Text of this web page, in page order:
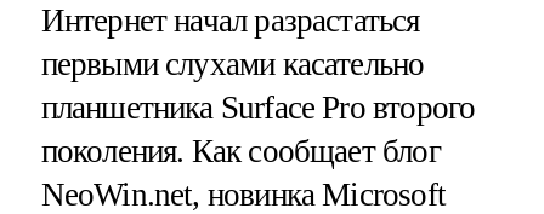
Интернет начал разрастаться
первыми слухами касательно
планшетника Surface Pro второго
поколения. Как сообщает блог
NeoWin.net, новинка Microsoft